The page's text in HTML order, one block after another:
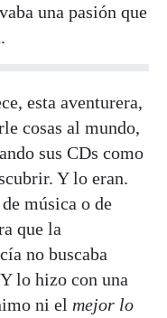
una pasión que
esta aventurera,
cosas al mundo,
sus CDs como
Y lo eran.
música o de
que la
no buscaba
lo hizo con una
ni el mejor lo